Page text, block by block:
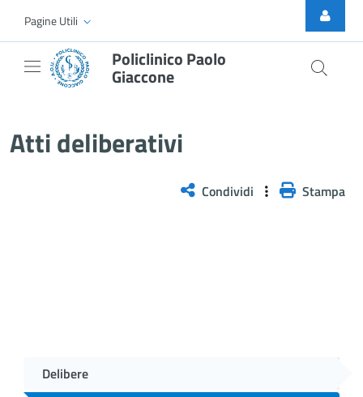
Skip to Main Content
Pagine Utili
Policlinico Paolo
Giaccone
Atti deliberativi
Condividi Stampa
Delibere